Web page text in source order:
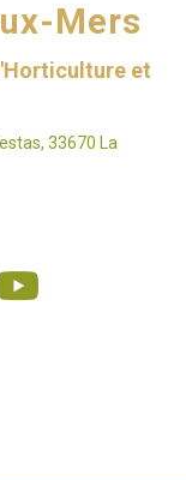
Mers
et
33670 La